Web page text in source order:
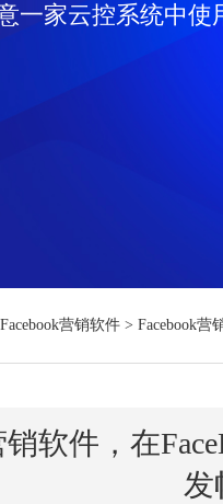
一家云控系统中使
Facebook营销软件 > Facebook营
销软件，在
发